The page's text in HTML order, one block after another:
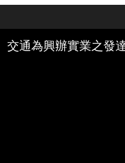
Media Viewer
交通為興辦實業之發